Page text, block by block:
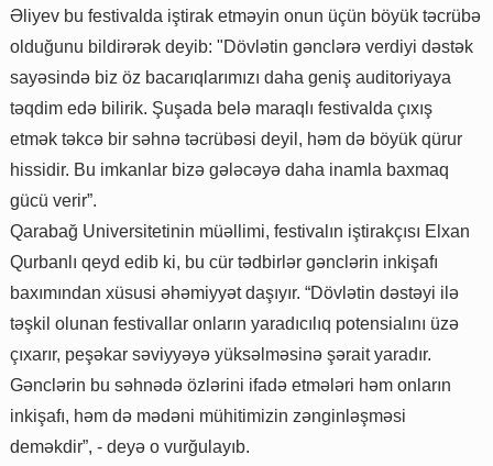
Əliyev bu festivalda iştirak etməyin onun üçün böyük təcrübə
olduğunu bildirərək deyib: "Dövlətin gənclərə verdiyi dəstək
sayəsində biz öz bacarıqlarımızı daha geniş auditoriyaya
təqdim edə bilirik. Şuşada belə maraqlı festivalda çıxış
etmək təkcə bir səhnə təcrübəsi deyil, həm də böyük qürur
hissidir. Bu imkanlar bizə gələcəyə daha inamla baxmaq
gücü verir”.
Qarabağ Universitetinin müəllimi, festivalın iştirakçısı Elxan
Qurbanlı qeyd edib ki, bu cür tədbirlər gənclərin inkişafı
baxımından xüsusi əhəmiyyət daşıyır. “Dövlətin dəstəyi ilə
təşkil olunan festivallar onların yaradıcılıq potensialını üzə
çıxarır, peşəkar səviyyəyə yüksəlməsinə şərait yaradır.
Gənclərin bu səhnədə özlərini ifadə etmələri həm onların
inkişafı, həm də mədəni mühitimizin zənginləşməsi
deməkdir”, - deyə o vurğulayıb.